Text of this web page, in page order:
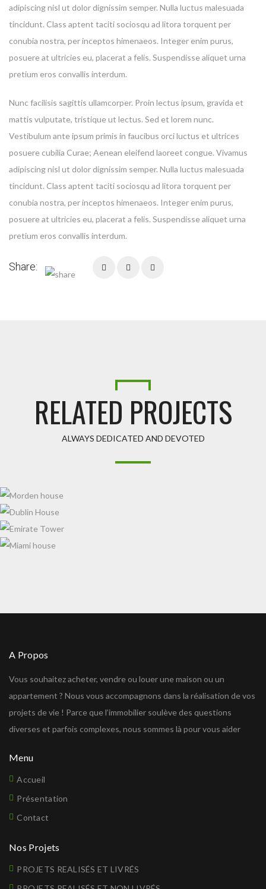
adipiscing nisl ut dolor dignissim semper. Nulla luctus malesuada
tincidunt. Class aptent taciti sociosqu ad litora torquent per
conubia nostra, per inceptos himenaeos. Integer enim purus,
posuere at ultricies eu, placerat a felis. Suspendisse aliquet urna
pretium eros convallis interdum.
Nunc facilisis sagittis ullamcorper. Proin lectus ipsum, gravida et
mattis vulputate, tristique ut lectus. Sed et lorem nunc.
Vestibulum ante ipsum primis in faucibus orci luctus et ultrices
posuere cubilia Curae; Aenean eleifend laoreet congue. Vivamus
adipiscing nisl ut dolor dignissim semper. Nulla luctus malesuada
tincidunt. Class aptent taciti sociosqu ad litora torquent per
conubia nostra, per inceptos himenaeos. Integer enim purus,
posuere at ultricies eu, placerat a felis. Suspendisse aliquet urna
pretium eros convallis interdum.
Share:
RELATED PROJECTS
ALWAYS DEDICATED AND DEVOTED
MORDEN HOUSE
DUBLIN HOUSE
EMIRATE TOWER
A Propos
Vous souhaitez acheter, vendre ou louer une maison ou un
appartement ? Nous vous accompagnons dans la réalisation de vos
projets de vie ! Parce que l’immobilier soulève des questions
diverses et parfois complexes, nous sommes là pour vous aider
Menu
Accueil
Présentation
Contact
Nos Projets
PROJETS REALISÉS ET LIVRÉS